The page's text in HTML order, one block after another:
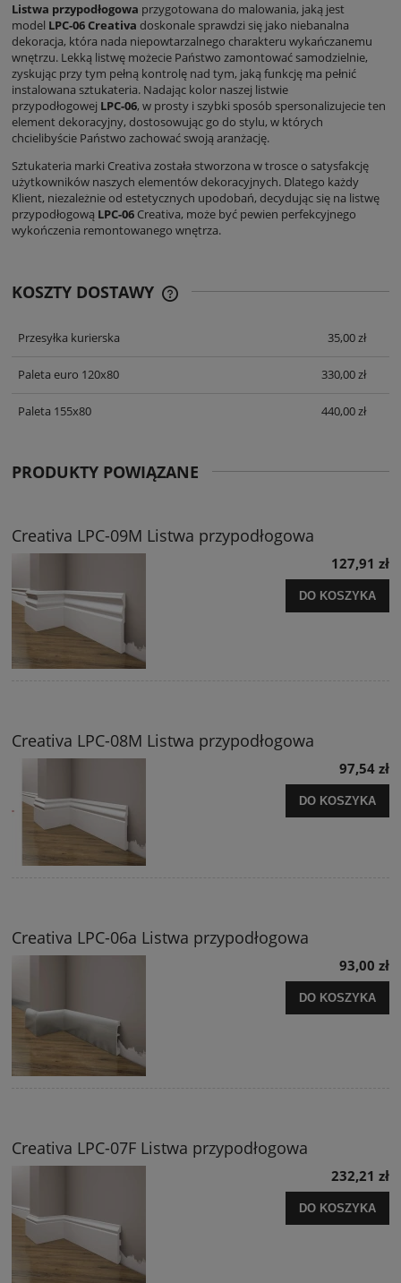
Listwa przypodłogowa przygotowana do malowania, jaką jest
model LPC-06 Creativa doskonale sprawdzi się jako niebanalna
dekoracja, która nada niepowtarzalnego charakteru wykańczanemu
wnętrzu. Lekką listwę możecie Państwo zamontować samodzielnie,
zyskując przy tym pełną kontrolę nad tym, jaką funkcję ma pełnić
instalowana sztukateria. Nadając kolor naszej listwie
przypodłogowej LPC-06, w prosty i szybki sposób spersonalizujecie ten
element dekoracyjny, dostosowując go do stylu, w których
chcielibyście Państwo zachować swoją aranżację.
Sztukateria marki Creativa została stworzona w trosce o satysfakcję
użytkowników naszych elementów dekoracyjnych. Dlatego każdy
Klient, niezależnie od estetycznych upodobań, decydując się na listwę
przypodłogową LPC-06 Creativa, może być pewien perfekcyjnego
wykończenia remontowanego wnętrza.
KOSZTY DOSTAWY
Przesyłka kurierska
35,00 zł
Paleta euro 120x80 330,00 zł
Paleta 155x80 440,00 zł
PRODUKTY POWIĄZANE
Creativa LPC-09M Listwa przypodłogowa
127,91 zł
DO KOSZYKA
Creativa LPC-08M Listwa przypodłogowa
97,54 zł
DO KOSZYKA
Creativa LPC-06a Listwa przypodłogowa
93,00 zł
DO KOSZYKA
Creativa LPC-07F Listwa przypodłogowa
232,21 zł
DO KOSZYKA